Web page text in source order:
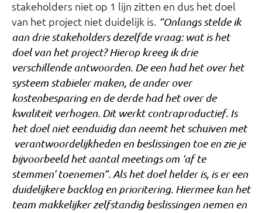
stakeholders niet op 1 lijn zitten en dus het doel
van het project niet duidelijk is. “Onlangs stelde ik
aan drie stakeholders dezelfde vraag: wat is het
doel van het project? Hierop kreeg ik drie
verschillende antwoorden. De een had het over het
systeem stabieler maken, de ander over
kostenbesparing en de derde had het over de
kwaliteit verhogen. Dit werkt contraproductief. Is
het doel niet eenduidig dan neemt het schuiven met
verantwoordelijkheden en beslissingen toe en zie je
bijvoorbeeld het aantal meetings om ‘af te
stemmen’ toenemen”. Als het doel helder is, is er een
duidelijkere backlog en prioritering. Hiermee kan het
team makkelijker zelfstandig beslissingen nemen en